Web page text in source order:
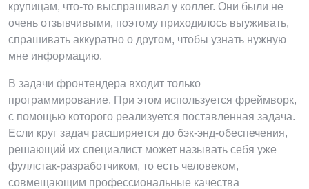
крупицам, что-то выспрашивал у коллег. Они были не
очень отзывчивыми, поэтому приходилось выуживать,
спрашивать аккуратно о другом, чтобы узнать нужную
мне информацию.
В задачи фронтендера входит только
программирование. При этом используется фреймворк,
с помощью которого реализуется поставленная задача.
Если круг задач расширяется до бэк-энд-обеспечения,
решающий их специалист может называть себя уже
фуллстак-разработчиком, то есть человеком,
совмещающим профессиональные качества